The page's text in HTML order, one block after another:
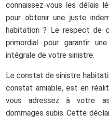
connaissez-vous les délais
pour obtenir une juste
habitation ? Le respect de
primordial pour garantir
intégrale de votre sinistre.
Le constat de sinistre
constat amiable, est en
vous adressez à votre
dommages subis. Cette